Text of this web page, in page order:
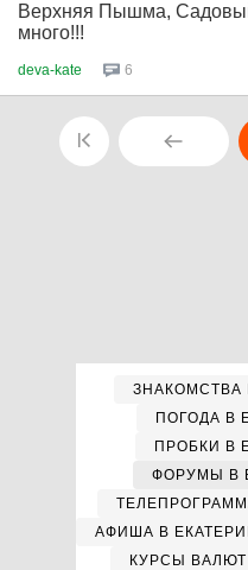
Верхняя Пышма,
много!!!
deva-kate 6
ЗНАКОМСТВА
ПОГОДА В
ПРОБКИ В
ФОРУМЫ В
АФИША В
КУРСЫ